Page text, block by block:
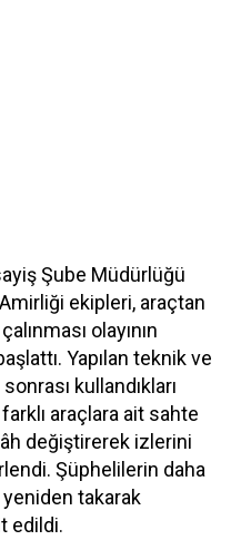
Şube Müdürlüğü
ekipleri, araçtan
olayının
Yapılan teknik ve
kullandıkları
araçlara ait sahte
değiştirerek izlerini
Şüphelilerin daha
yeniden takarak
edildi.